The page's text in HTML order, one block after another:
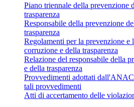
Piano triennale della prevenzione
trasparenza
Responsabile della prevenzione
trasparenza
Regolamenti per la prevenzione e
corruzione e della trasparenza
Relazione del responsabile della
e della trasparenza
Provvedimenti adottati dall'ANAC
tali provvedimenti
Atti di accertamento delle